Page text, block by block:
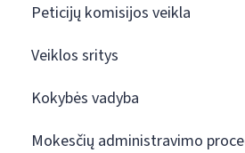
Peticijų komisijos veikla
Veiklos sritys
Kokybės vadyba
Mokesčių administravimo